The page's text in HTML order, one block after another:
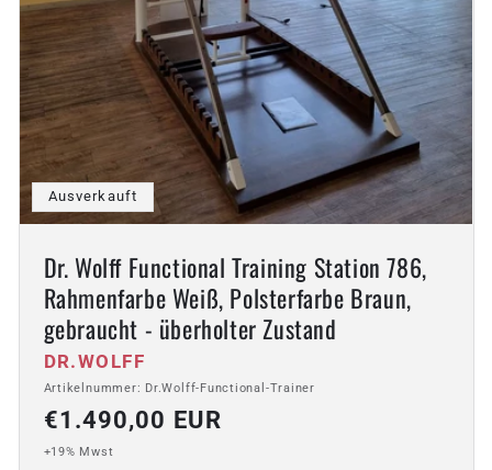
Ausverkauft
Dr. Wolff Functional Training Station 786,
Rahmenfarbe Weiß, Polsterfarbe Braun,
gebraucht - überholter Zustand
Anbieter:
DR.WOLFF
Artikelnummer: Dr.Wolff-Functional-Trainer
Normaler
Preis
€1.490,00 EUR
+19% Mwst